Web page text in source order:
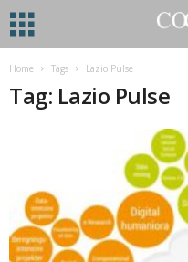
Home Tags Lazio Pulse
Tag: Lazio Pulse